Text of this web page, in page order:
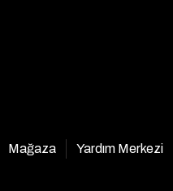
Mağaza Yardım Merkezi